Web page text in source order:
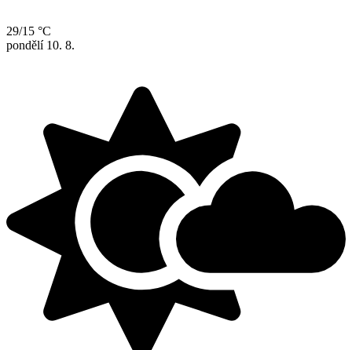
29/15 °C
pondělí 10. 8.